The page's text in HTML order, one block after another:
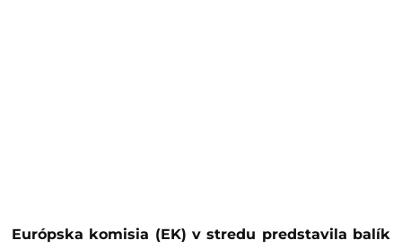
Európska komisia (EK) v stredu predstavila balík